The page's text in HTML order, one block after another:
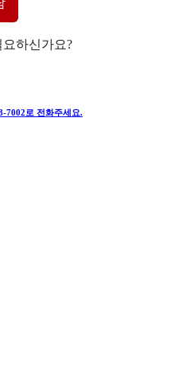
하신가요?
7002 로 전화주세요.